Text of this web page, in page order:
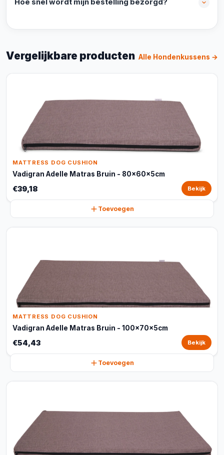
Hoe snel wordt mijn bestelling bezorgd?
Vergelijkbare producten Alle Hondenkussens →
MATTRESS DOG CUSHION
Vadigran Adelle Matras Bruin - 80x60x5cm
€39,18 Bekijk
Toevoegen
MATTRESS DOG CUSHION
Vadigran Adelle Matras Bruin - 100x70x5cm
€54,43 Bekijk
Toevoegen